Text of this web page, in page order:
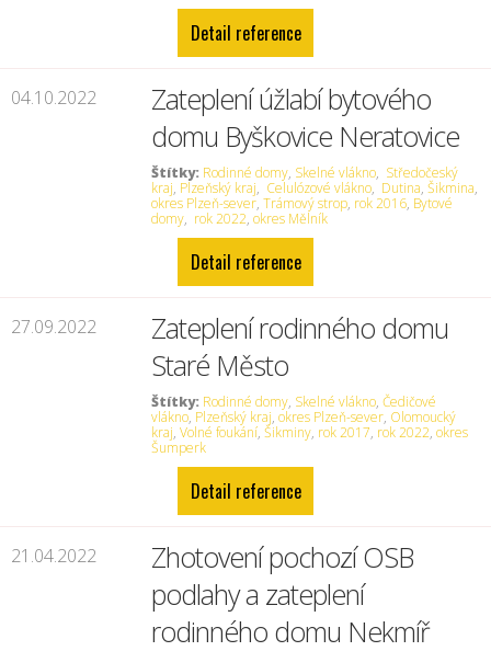
Detail reference
04.10.2022
Zateplení úžlabí bytového
domu Byškovice Neratovice
Štítky: Rodinné domy, Skelné vlákno, Středočeský
kraj, Plzeňský kraj, Celulózové vlákno, Dutina,Šikmina,
okres Plzeň-sever,Trámový strop, rok 2016, Bytové
domy, rok 2022,okres Mělník
Detail reference
27.09.2022
Zateplení rodinného domu
Staré Město
Štítky: Rodinné domy, Skelné vlákno,Čedičové
vlákno, Plzeňský kraj,okres Plzeň-sever, Olomoucký
kraj,Volné foukání,Šikminy, rok 2017, rok 2022,okres
Šumperk
Detail reference
21.04.2022
Zhotovení pochozí OSB
podlahy a zateplení
rodinného domu Nekmíř